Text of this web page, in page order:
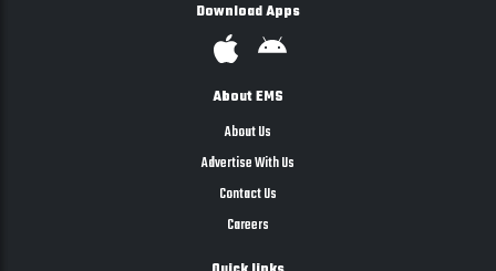
Download Apps
About EMS
About Us
Advertise With Us
Contact Us
Careers